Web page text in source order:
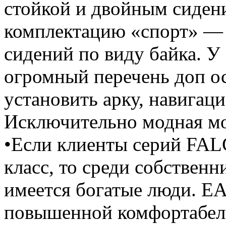
стойкой и двойным
комплектацию «спорт» —
сидений по виду байка.
огромный перечень доп
установить арку,
Исключительно модная
•Если клиенты серий
класс, то среди
имеется богатые люди.
повышенной